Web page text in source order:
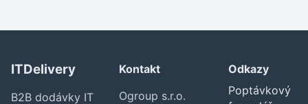
ITDelivery
B2B dodávky IT
Kontakt
Ogroup s.r.o.
Odkazy
Poptávkový